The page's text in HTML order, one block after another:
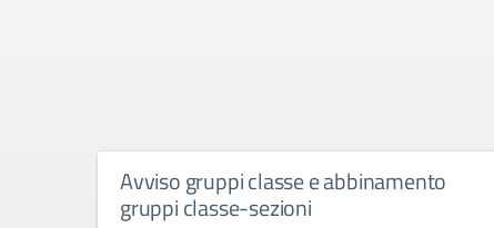
Avviso gruppi classe e abbinamento
gruppi classe-sezioni